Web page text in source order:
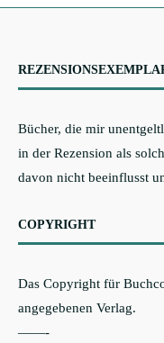
Bücher, die mir
in der Rezension als
davon nicht beeinflusst
COPYRIGHT
Das Copyright für
angegebenen Verlag.
——-